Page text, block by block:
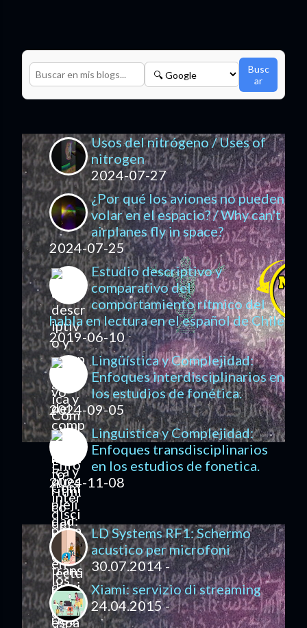
Busc
ar
Usos del nitrógeno / Uses of
nitrogen
2024-07-27
¿Por qué los aviones no pueden
volar en el espacio? / Why can't
airplanes fly in space?
2024-07-25
Estudio descriptivo y
comparativo del
comportamiento rítmico del
habla en lectura en el español de Chile
2019-06-10
Lingüística y Complejidad:
Enfoques interdisciplinarios en
los estudios de fonética.
2024-09-05
Linguistica y Complejidad:
Enfoques transdisciplinarios
en los estudios de fonetica.
2024-11-08
LD Systems RF1: Schermo
acustico per microfoni
30.07.2014 -
Xiami: servizio di streaming
24.04.2015 -